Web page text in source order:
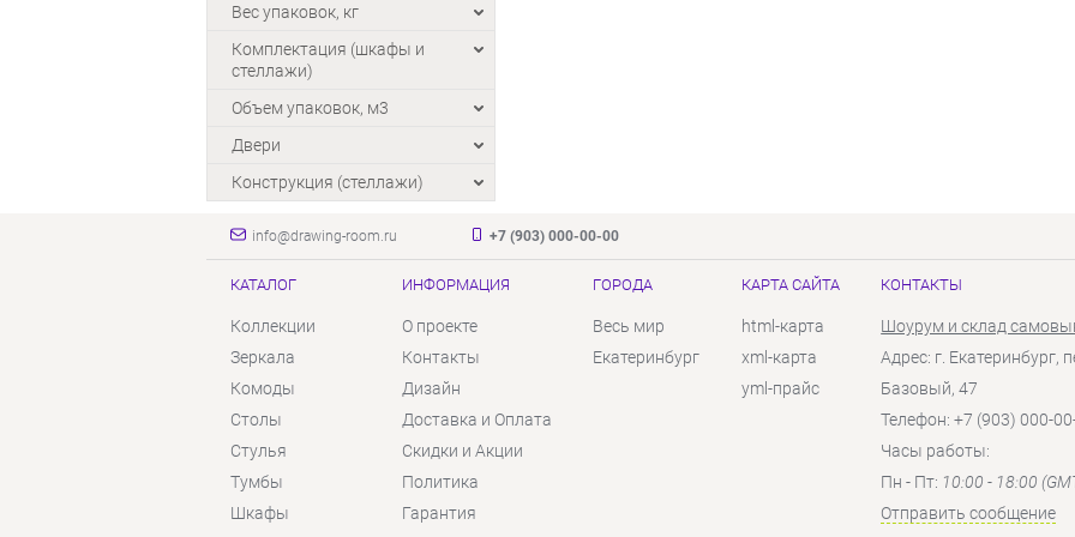
Вес упаковок, кг
Комплектация (шкафы и
стеллажи)
Объем упаковок, м3
Двери
Конструкция (стеллажи)
info@drawing-room.ru +7 (903) 000-00-00
КАТАЛОГ
Коллекции
Зеркала
Комоды
Столы
Стулья
Тумбы
Шкафы
ИНФОРМАЦИЯ
О проекте
Контакты
Дизайн
Доставка и Оплата
Скидки и Акции
Политика
Гарантия
ГОРОДА
Весь мир
Екатеринбург
КАРТА САЙТА
html-карта
xml-карта
yml-прайс
КОНТАКТЫ
Шоурум и склад
Адрес: г. Екатеринбург,
Базовый, 47
Телефон: +7 (903) 000-
Часы работы:
Пн - Пт: 10:00 - 18:00
Отправить сообщение